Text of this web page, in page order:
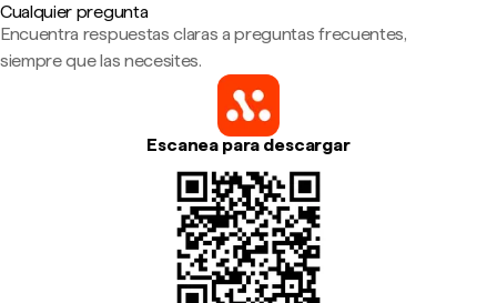
Cualquier pregunta
Encuentra respuestas claras a preguntas frecuentes,
siempre que las necesites.
Escanea para descargar